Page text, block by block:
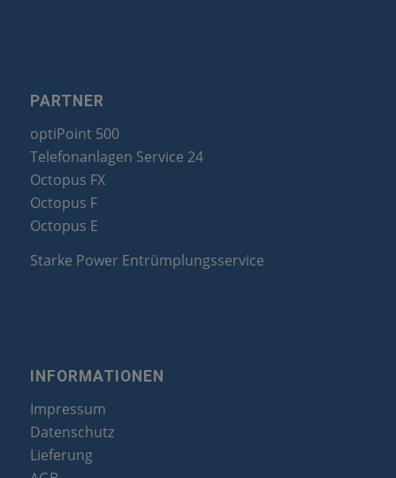
PARTNER
optiPoint 500
Telefonanlagen Service 24
Octopus FX
Octopus F
Octopus E
Starke Power Entrümplungsservice
INFORMATIONEN
Impressum
Datenschutz
Lieferung